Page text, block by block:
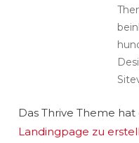
Das Thrive Theme
Landingpage zu